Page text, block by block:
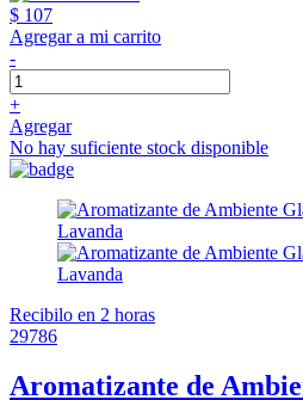
$ 107
Agregar a mi carrito
-
+
Agregar
No hay suficiente stock disponible
Recibilo en 2 horas
29786
Aromatizante de